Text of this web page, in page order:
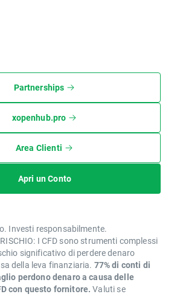
Partnerships
xopenhub.pro
Area Clienti
Apri un Conto
Investi responsabilmente.
I CFD sono strumenti complessi
significativo di perdere denaro
della leva finanziaria. 77% di conti di
perdono denaro a causa delle
con questo fornitore. Valuti se